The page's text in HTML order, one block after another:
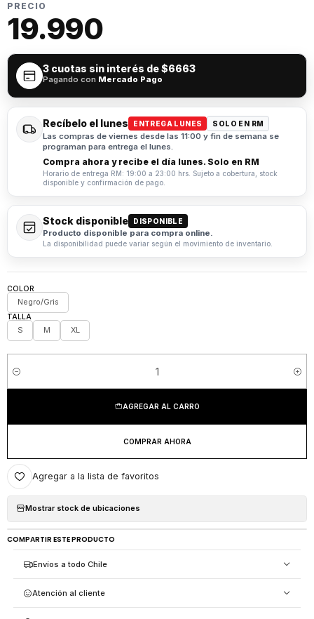
PRECIO
19.990
3 cuotas sin interés de$6663
Pagando con Mercado Pago
Recíbelo el lunes ENTREGA LUNES SOLO EN RM
Las compras de viernes desde las 11:00 y fin de semana se
programan para entrega el lunes.
Compra ahora y recibe el día lunes. Solo en RM
Horario de entrega RM: 19:00 a 23:00 hrs. Sujeto a cobertura, stock
disponible y confirmación de pago.
Stock disponible DISPONIBLE
Producto disponible para compra online.
La disponibilidad puede variar según el movimiento de inventario.
COLOR
Negro/Gris
TALLA
S M XL
Cantidad
AGREGAR AL CARRO
COMPRAR AHORA
Agregar a la lista de favoritos
Mostrar stock de ubicaciones
COMPARTIR ESTE PRODUCTO
Envíos a todo Chile
Atención al cliente